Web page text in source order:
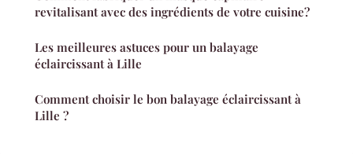
revitalisant avec des ingrédients de votre cuisine?
Les meilleures astuces pour un balayage
éclaircissant à Lille
Comment choisir le bon balayage éclaircissant à
Lille ?